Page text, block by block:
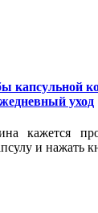
капсульной
уход
кажется
и нажать